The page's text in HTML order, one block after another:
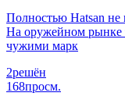
Полностью Hatsan не
На оружейном рынке
чужими марк
2решён
168просм.